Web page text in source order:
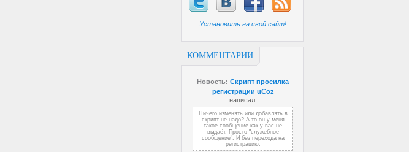
Установить на свой сайт!
КОММЕНТАРИИ
Новость: Скрипт просилка
регистрации uCoz
написал:
Ничего изменять или добавлять в
скрипт не надо? А то он у меня
такое сообщение как у вас не
выдаёт. Просто "служебное
сообщение". И без перехода на
регистрацию.